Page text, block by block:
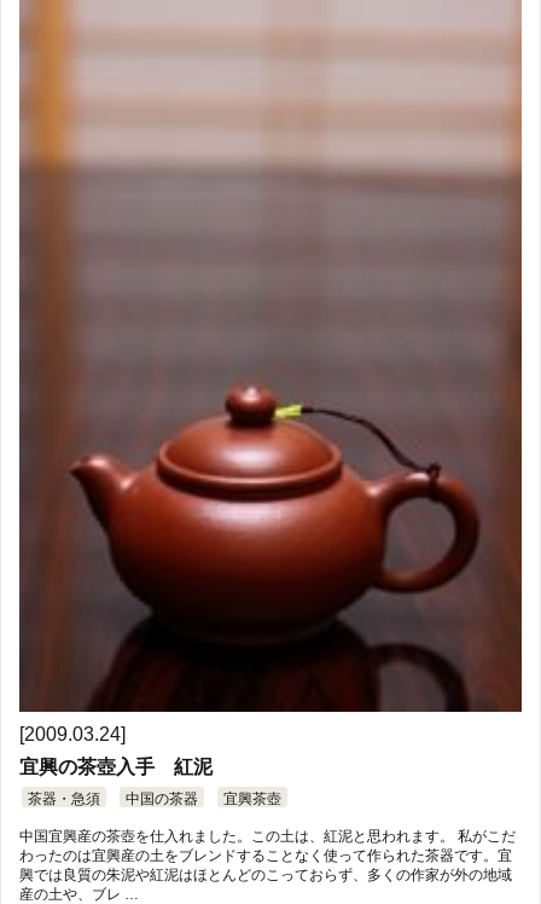
[2009.03.24]
宜興の茶壺入手 紅泥
茶器・急須 中国の茶器 宜興茶壺
中国宜興産の茶壺を仕入れました。この土は、紅泥と思われます。 私がこだ
わったのは宜興産の土をブレンドすることなく使って作られた茶器です。宜
興では良質の朱泥や紅泥はほとんどのこっておらず、多くの作家が外の地域
産の土や、ブレ …